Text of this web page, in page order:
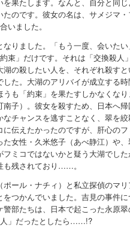
のです。彼女の名は、サメジマ
いました。
りました。「もう一度、会いた
束」だけです。それは「交換殺人
の殺したい人を、それぞれ殺すと
た。大湖のアリバイが成立する
も「約束」を果たすしかなくな
子）。彼女を殺すため、日本へ
チャンスを逃すことなく、翠を絞
伝えたかったのですが、肝心の
女性・久米悠子（あべ静江）や
ミコではないかと疑う大湖でした
も残されており……。
ール・ナチィ）と私立探偵のマ
つかんでいました。吉見の事件に
部たちは、日本で起こった永原
人」だったとしたら……!?